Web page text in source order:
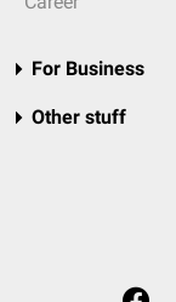
For Business
Other stuff